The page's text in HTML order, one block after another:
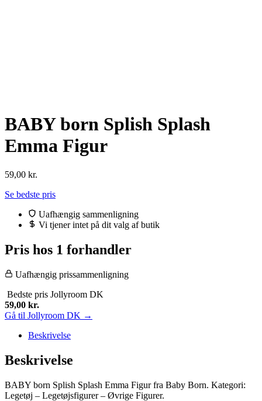
BABY born Splish Splash
Emma Figur
59,00 kr.
Se bedste pris
Uafhængig sammenligning
Vi tjener intet på dit valg af butik
Pris hos 1 forhandler
Uafhængig prissammenligning
Bedste pris Jollyroom DK
59,00 kr.
Gå til Jollyroom DK →
Beskrivelse
Beskrivelse
BABY born Splish Splash Emma Figur fra Baby Born. Kategori:
Legetøj – Legetøjsfigurer – Øvrige Figurer.